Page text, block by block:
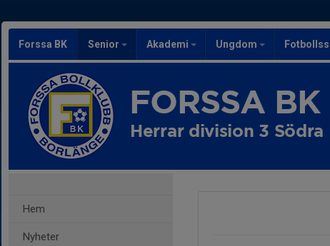
Forssa BK Senior Akademi Ungdom
FORSSA BK
Herrar division 3 Södra
Hem
Nyheter